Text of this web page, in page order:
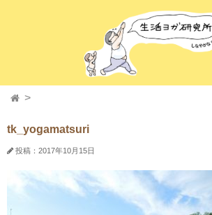
tk_yogamatsuri
投稿：2017年10月15日